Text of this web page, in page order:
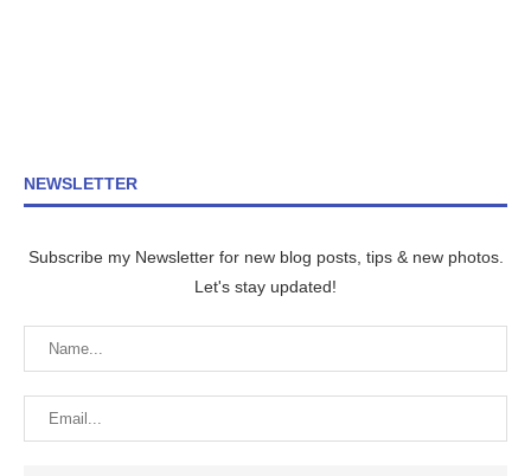
NEWSLETTER
Subscribe my Newsletter for new blog posts, tips & new photos.
Let's stay updated!